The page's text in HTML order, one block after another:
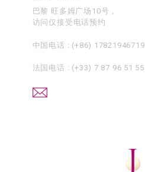
巴黎 旺多姆广场10号，
访问仅接受电话预约
中国电话 : (+86) 17821946719
法国电话 : (+33) 7 87 96 51 55